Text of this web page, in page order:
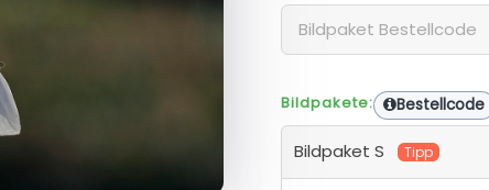
Bildpakete: Bestellcode
Bildpaket S Tipp